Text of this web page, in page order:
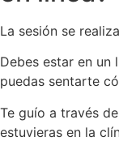
La sesión se
Debes estar en
puedas sentarte
Te guío a través
estuvieras en la